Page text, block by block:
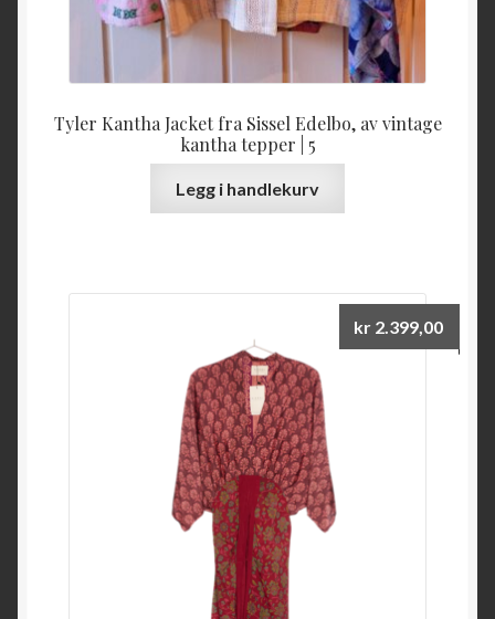
Tyler Kantha Jacket fra Sissel Edelbo, av vintage
kantha tepper | 5
Legg i handlekurv
kr 2.399,00